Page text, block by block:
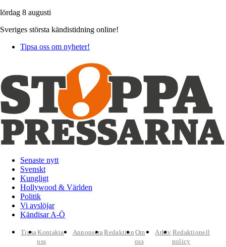
lördag 8 augusti
Sveriges största kändistidning online!
Tipsa oss om nyheter!
Senaste nytt
Svenskt
Kungligt
Hollywood & Världen
Politik
Vi avslöjar
Kändisar A-Ö
TipsaKontakta
oss
AnnonseraRedaktion Om
oss
Arkiv Redaktionell
policy